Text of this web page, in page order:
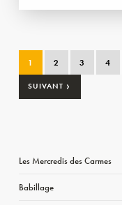
1 2 3 4
SUIVANT ›
Les Mercredis des Carmes
Babillage